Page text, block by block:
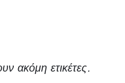
ακόμη ετικέτες.